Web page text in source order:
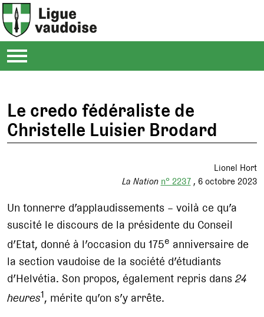
Le credo fédéraliste de
Christelle Luisier Brodard
Lionel Hort
La Nation n° 2237 6 octobre 2023
Un tonnerre d’applaudissements – voilà ce qu’a
suscité le discours de la présidente du Conseil
d’Etat, donné à l’occasion du 175e anniversaire de
la section vaudoise de la société d’étudiants
d’Helvétia. Son propos, également repris dans24
heures1, mérite qu’on s’y arrête.